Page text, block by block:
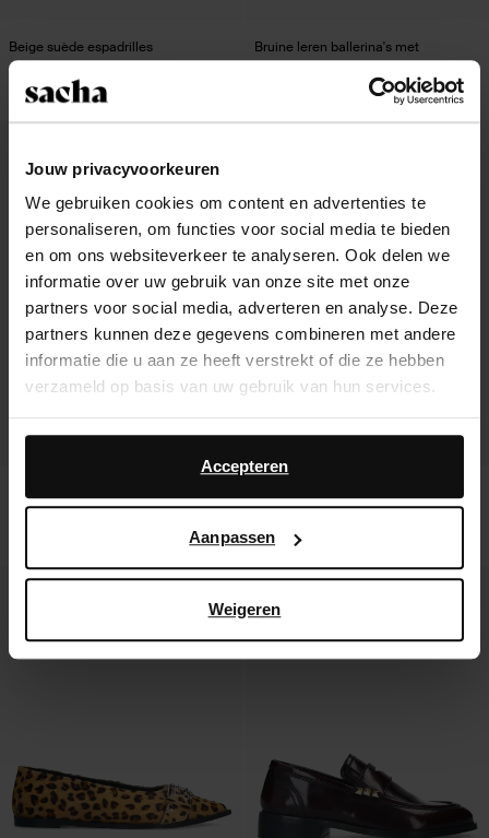
Jouw privacyvoorkeuren
We gebruiken cookies om content en advertenties te
personaliseren, om functies voor social media te bieden
en om ons websiteverkeer te analyseren. Ook delen we
informatie over uw gebruik van onze site met onze
partners voor social media, adverteren en analyse. Deze
partners kunnen deze gegevens combineren met andere
informatie die u aan ze heeft verstrekt of die ze hebben
verzameld op basis van uw gebruik van hun services.
Daarnaast werken wij samen met Google voor
advertentie- en meetdoeleinden. Meer informatie over
hoe Google uw persoonsgegevens gebruikt, vindt u op
Accepteren
Aanpassen
Weigeren
Beige suède espadrilles
94.98
56.99
Bruine leren ballerina's met
zilverkleurige studs
Bruine croco ballerina's met
zilverkleurig detail
30.00
- 60% - 62%